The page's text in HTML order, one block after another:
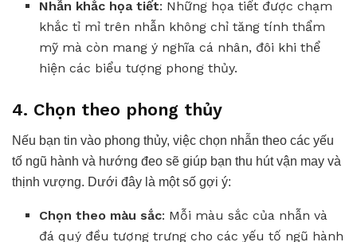
Nhẫn khắc họa tiết: Những họa tiết được chạm
khắc tỉ mỉ trên nhẫn không chỉ tăng tính thẩm
mỹ mà còn mang ý nghĩa cá nhân, đôi khi thể
hiện các biểu tượng phong thủy.
4. Chọn theo phong thủy
Nếu bạn tin vào phong thủy, việc chọn nhẫn theo các yếu
tố ngũ hành và hướng đeo sẽ giúp bạn thu hút vận may và
thịnh vượng. Dưới đây là một số gợi ý:
Chọn theo màu sắc: Mỗi màu sắc của nhẫn và
đá quý đều tượng trưng cho các yếu tố ngũ hành